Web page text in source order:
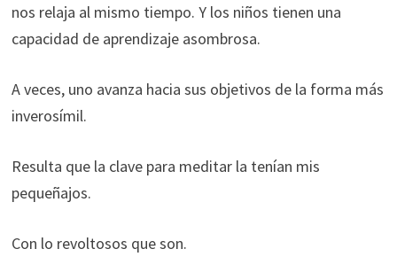
nos relaja al mismo tiempo. Y los niños tienen una
capacidad de aprendizaje asombrosa.
A veces, uno avanza hacia sus objetivos de la forma más
inverosímil.
Resulta que la clave para meditar la tenían mis
pequeñajos.
Con lo revoltosos que son.
Estadísticas
Para que
podamos
funcionalidad
y estructura
se usa la web.
Experiencia